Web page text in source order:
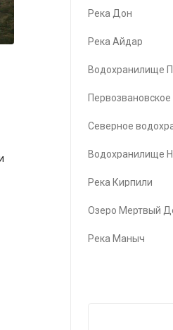
Река Дон
Река Айдар
Река Кирпили
Река Маныч